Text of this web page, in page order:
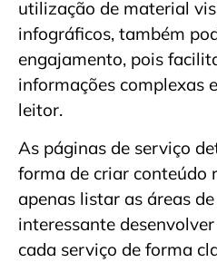
utilização de material
infográficos, também
engajamento, pois
informações complexas
leitor.
As páginas de serviço
forma de criar conteúdo
apenas listar as áreas
interessante
cada serviço de forma